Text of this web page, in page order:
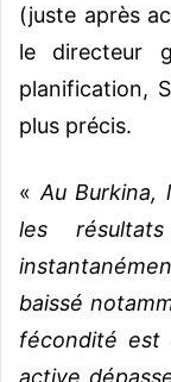
(juste après
le directeur
planification,
plus précis.
« Au Burkina,
les
baissé
fécondité est
active